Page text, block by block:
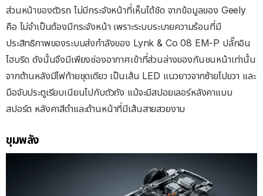
ส่วนหน้าของตัวรถ ไม่มีกระจังหน้าที่เห็นได้ชัด จากข้อมูลของ Geely
คือ ไม่จําเป็นต้องมีกระจังหน้า เพราะระบบระบายความร้อนที่มี
ประสิทธิภาพของระบบส่งกําลังของ Lynk & Co 08 EM-P ปลั๊กอิน
ไฮบริด ดังนั้นจึงมีเพียงช่องอากาศเข้าที่ส่วนล่างของกันชนหน้าเท่านั้น
จากด้านหลังมีไฟท้ายชุดเดียว เป็นเส้น LED แนวยาวจากซ้ายไปขวา และ
มือจับประตูเรียบเนียนไปกับตัวถัง แม้จะมีสปอยเลอร์หลังคาแบบ
สปอร์ต หลังคาสีดำและด้านหน้าที่มีเส้นสายสวยงาม
ขุมพลัง